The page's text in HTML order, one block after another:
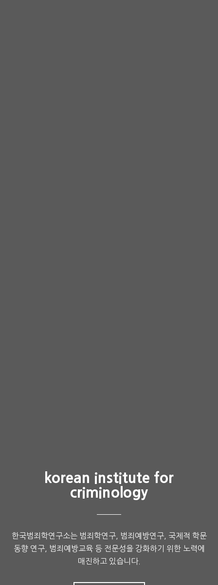
korean institute for
criminology
한국범죄학연구소는 범죄학연구, 범죄예방연구, 국제적 학문
동향 연구, 범죄예방교육 등 전문성을 강화하기 위한 노력에
매진하고 있습니다.